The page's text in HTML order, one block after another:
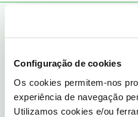
Configuração de cookies
Os cookies permitem-nos
experiência de navegação
Utilizamos cookies e/ou
Queremos ajudá-lo. No entanto,
específica da sua conta de
as linhas de apoio disponíveis.